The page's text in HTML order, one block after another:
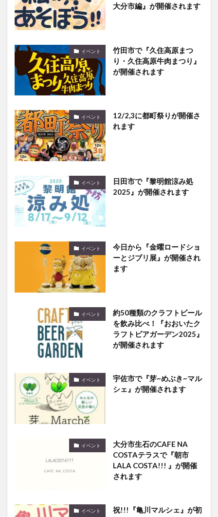
大分市編』が開催されます
イベント
竹田市で『久住高原まつ
り・久住高原牛肉まつり』
が開催されます
イベント
12/2,3に都町祭りが開催さ
れます
イベント
日田市で『黎明館涼み処
2025』が開催されます
イベント
今日から『金曜ロードショ
ーとジブリ展』が開催され
ます
イベント
約50種類のクラフトビール
を飲み比べ！『おおいたク
ラフトビアガーデン2025』
が開催されます
イベント
宇佐市で『芽~めぶき~マル
シェ』が開催されます
イベント
大分市生石のCAFE NA
COSTAテラスで『朝市
LALA COSTA!!! 』が開催
されます
イベント
祝!!!『亀川マルシェ』が初